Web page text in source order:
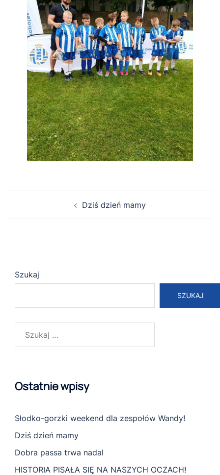
Zobacz
Dziś dzień mamy
Szukaj
SZUKAJ
Ostatnie wpisy
Słodko-gorzki weekend dla zespołów Wandy!
Dziś dzień mamy
Dobra passa trwa nadal
HISTORIA PISAŁA SIĘ NA NASZYCH OCZACH!